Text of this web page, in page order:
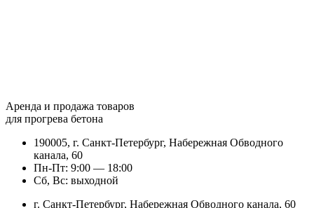
Аренда и продажа товаров
для прогрева бетона
190005, г. Санкт-Петербург, Набережная Обводного
канала, 60
Пн-Пт: 9:00 — 18:00
Сб, Вс: выходной
г. Санкт-Петербург, Набережная Обводного канала, 60